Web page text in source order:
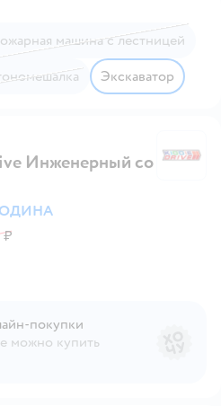
Пожарная машина с лестницей
Экскаватор
Инженерный со
₽
можно купить